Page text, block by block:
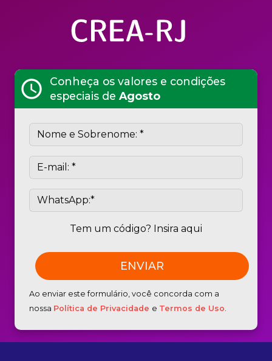
Área do Aluno school Quero ser Aluno
schedule
Conheça os valores e condições
especiais de Agosto
Tem um código? Insira aqui
Ao enviar este formulário, você concorda com a
nossa Política de Privacidade e Termos de Uso.